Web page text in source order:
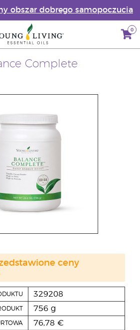
obszar dobrego samopoczucia
0
Complete
329208
756 g
76,78 €
ceny